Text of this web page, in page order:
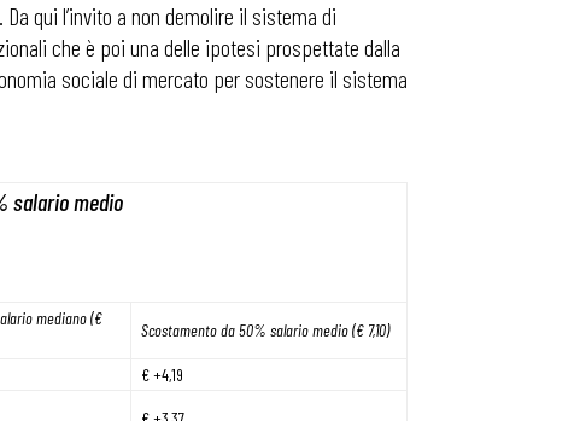
qui l’invito a non demolire il sistema di
che è poi una delle ipotesi prospettate dalla
sociale di mercato per sostenere il sistema
salario medio
mediano (€
Scostamento da 50% salario medio (€ 7,10)
€ +4,19